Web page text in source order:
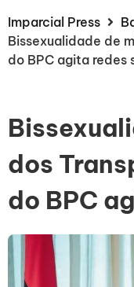
Imparcial Press
Bissexualidade de
do BPC agita redes
dos
do BPC